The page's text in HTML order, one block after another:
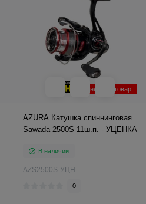
Уцененный товар
AZURA Катушка спиннинговая
Sawada 2500S 11ш.п. - УЦЕНКА
В наличии
AZS2500S-УЦН
0